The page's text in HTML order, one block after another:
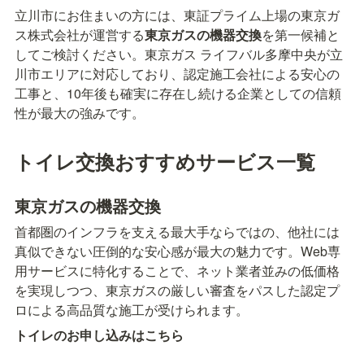
立川市にお住まいの方には、東証プライム上場の東京ガ
ス株式会社が運営する東京ガスの機器交換を第一候補と
してご検討ください。東京ガス ライフバル多摩中央が立
川市エリアに対応しており、認定施工会社による安心の
工事と、10年後も確実に存在し続ける企業としての信頼
性が最大の強みです。
トイレ交換おすすめサービス一覧
東京ガスの機器交換
首都圏のインフラを支える最大手ならではの、他社には
真似できない圧倒的な安心感が最大の魅力です。Web専
用サービスに特化することで、ネット業者並みの低価格
を実現しつつ、東京ガスの厳しい審査をパスした認定プ
ロによる高品質な施工が受けられます。
トイレのお申し込みはこちら